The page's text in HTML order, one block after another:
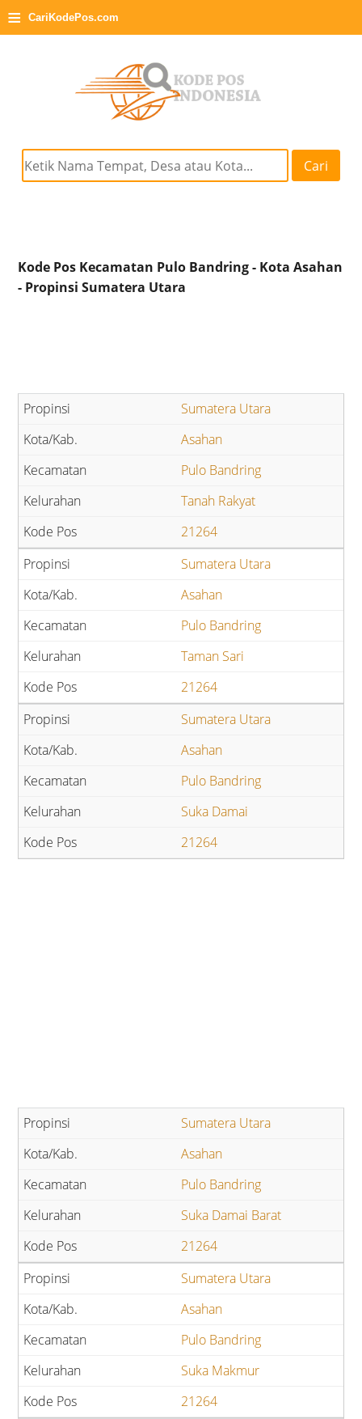
≡ CariKodePos.com
Cari
Kode Pos Kecamatan Pulo Bandring - Kota Asahan
- Propinsi Sumatera Utara
Sumatera Utara
Asahan
Pulo Bandring
Tanah Rakyat
21264
Sumatera Utara
Asahan
Pulo Bandring
Taman Sari
21264
Sumatera Utara
Asahan
Pulo Bandring
Suka Damai
21264
Sumatera Utara
Asahan
Pulo Bandring
Suka Damai Barat
21264
Sumatera Utara
Asahan
Pulo Bandring
Suka Makmur
21264